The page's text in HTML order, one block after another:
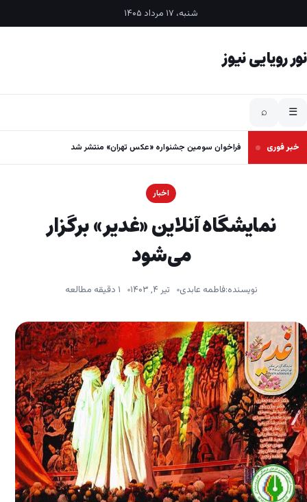
شنبه، ۱۷ مرداد ۱۴۰۵
نور رویایی نیوز
☰
⌕
خبر فوری فراخوان سومین جشنواره «عکس تهران» منتشر شد
اخبار
نمایشگاه آنلاین «غدیر» برگزار
می‌شود
نویسنده:فاطمه عابدی تیر ۴, ۱۴۰۳ ۱ دقیقه مطالعه